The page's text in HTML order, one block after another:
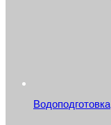
Водоподготовка